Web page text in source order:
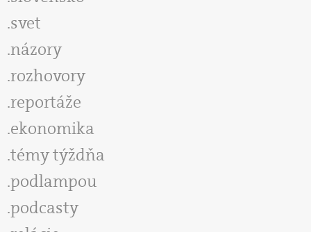
svet
názory
rozhovory
reportáže
ekonomika
témy týždňa
podlampou
podcasty